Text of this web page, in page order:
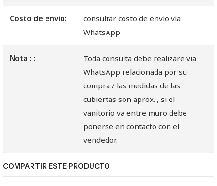
Costo de envio:
consultar costo de envio via
WhatsApp
Nota : :
Toda consulta debe realizare via
WhatsApp relacionada por su
compra / las medidas de las
cubiertas son aprox. , si el
vanitorio va entre muro debe
ponerse en contacto con el
vendedor.
COMPARTIR ESTE PRODUCTO